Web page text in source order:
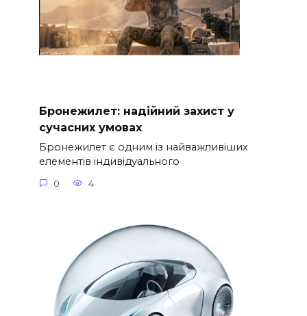
Бронежилет: надійний захист у
сучасних умовах
Бронежилет є одним із найважливіших
елементів індивідуального
0 4